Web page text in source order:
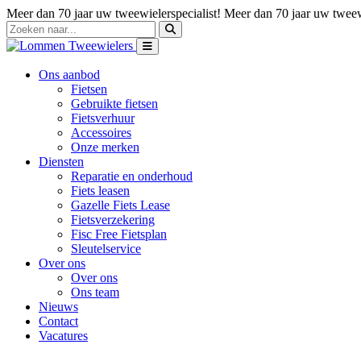
Meer dan 70 jaar uw tweewielerspecialist! Meer dan 70 jaar uw
Ons aanbod
Fietsen
Gebruikte fietsen
Fietsverhuur
Accessoires
Onze merken
Diensten
Reparatie en onderhoud
Fiets leasen
Gazelle Fiets Lease
Fietsverzekering
Fisc Free Fietsplan
Sleutelservice
Over ons
Over ons
Ons team
Nieuws
Contact
Vacatures